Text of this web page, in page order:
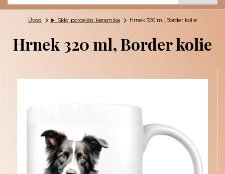
Úvod ► Sklo, porcelán. keramika Hrnek 320 ml, Border kolie
Hrnek 320 ml, Border kolie